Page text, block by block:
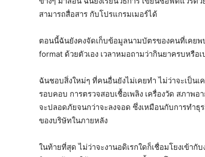
สามารถสื่อสาร กับโปรแกรมเมอร์ได้
ตอนนี้ฉันยังคงจัดเก็บข้อมูลนามบัตรของคนที่เคย
format ด้วยตัวเอง เวลาหมอถามว่ากินยาครบหรือ
ฉันชอบสิ่งใหม่ๆ ที่คนอื่นยังไม่เคยทำ ไม่ว่าจะเป็น
รอบคอบ การตรวจสอบเชื้อเพลิง เครื่องวัด สภาพ
จะปลอดภัยจนกว่าจะลงจอด ซึ่งเหมือนกับการทํา
ของบริษัทในภายหลัง
ในท้ายที่สุด ไม่ว่าจะงานอดิเรกใดก็เชื่อมโยงเข้า